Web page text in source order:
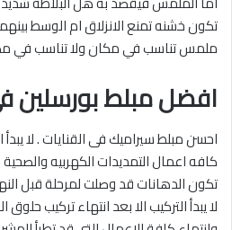
تكون خشنه تمنع الانزلاق ام الوسط
ملمس تناسب في مكان ولا تناسب في
افضل مبلط بورسلين
احسن مبلط سيراميك فى القنايات . لا
كافه اعمال التمديدات الكهربيه
تكون الدهانات قد وصلت لمرحلة قبل
لا يبدأ التركيب الا بعد انتهاء تركيب